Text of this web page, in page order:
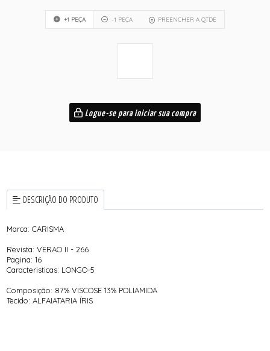
+1 PEÇA -1 PEÇA PREENCHER A QTDE
Logue-se para iniciar sua compra
DESCRIÇÃO DO PRODUTO
Marca: CARISMA
Revista: VERAO II - 266
Pagina: 16
Caracteristicas: LONGO-5
Composição: 87% VISCOSE 13% POLIAMIDA
Tecido: ALFAIATARIA ÍRIS